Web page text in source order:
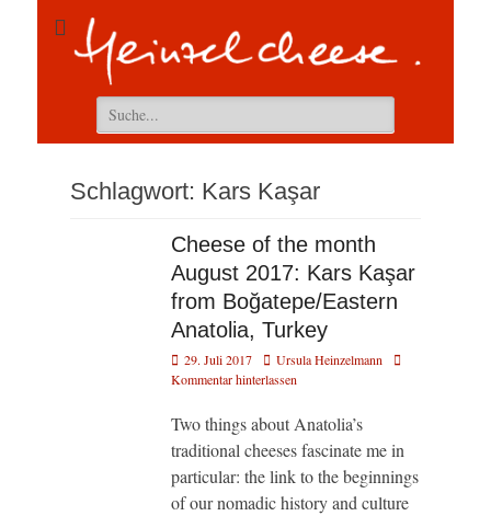
Suchen
nach:
Schlagwort: Kars Kaşar
Cheese of the month
August 2017: Kars Kaşar
from Boğatepe/Eastern
Anatolia, Turkey
Veröffentlicht
am
29. Juli 2017 AutorUrsula Heinzelmann
Kommentar hinterlassen
Two things about Anatolia’s
traditional cheeses fascinate me in
particular: the link to the beginnings
of our nomadic history and culture